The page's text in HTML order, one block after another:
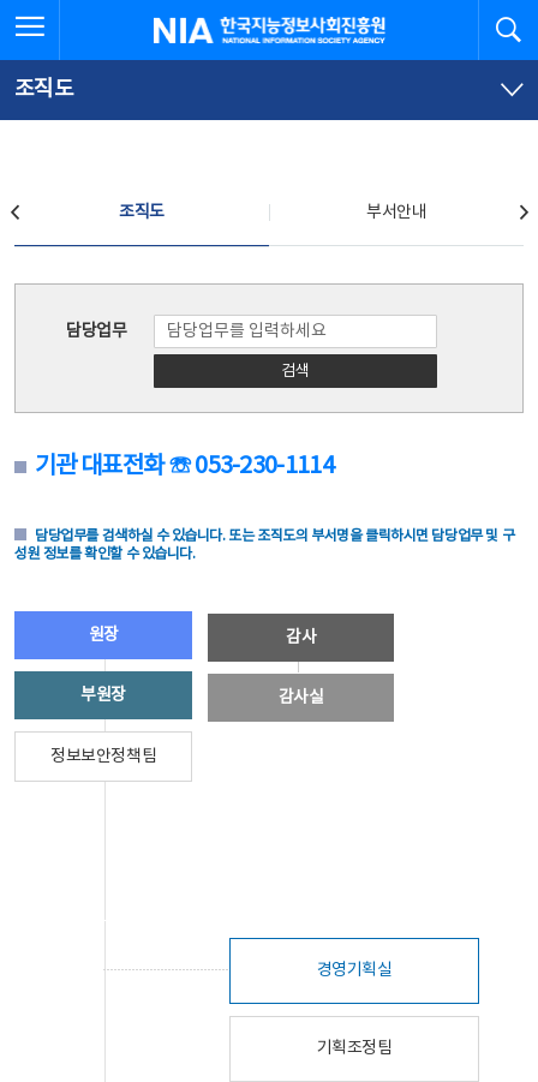
문
로
가
체
뉴
바
가
한국지능정보사회진흥원
조직도
조직도 부서안내
담당업무
검색
기관 대표전화 ☏ 053-230-1114
담당업무를 검색하실 수 있습니다. 또는 조직도의 부서명을 클릭하시면 담당업무 및 구
성원 정보를 확인할 수 있습니다.
원장
부원장
정보보안정책팀
감사
감사실
경영기획실
기획조정팀